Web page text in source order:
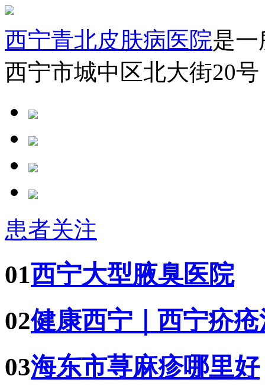
西宁青北皮肤病医院是
西宁市城中区北大街20
患者关注
01西宁大型腋臭医院
02健康西宁｜西宁疥
03海东市荨麻疹哪里好